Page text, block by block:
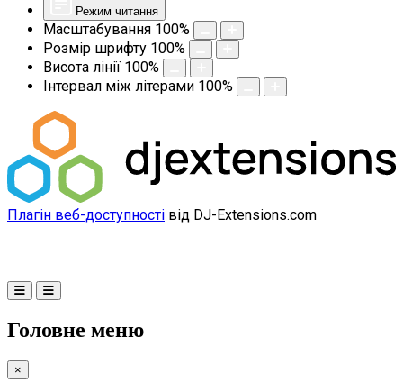
Режим читання
Масштабування 100%
Розмір шрифту 100%
Висота лінії 100%
Інтервал між літерами 100%
Плагін веб-доступності від DJ-Extensions.com
Головне меню
×